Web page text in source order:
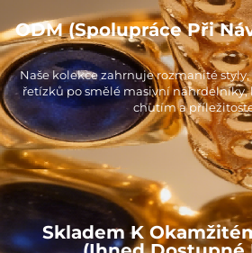
ODM (Spolupráce Při
Naše kolekce zahrnuje rozmanité
řetízků po smělé masivní
chutím a
Skladem K